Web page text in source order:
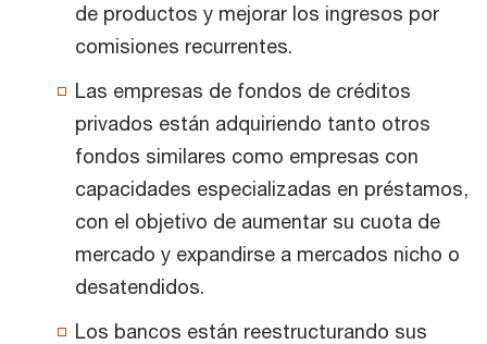
de productos y mejorar los ingresos por
comisiones recurrentes.
Las empresas de fondos de créditos
privados están adquiriendo tanto otros
fondos similares como empresas con
capacidades especializadas en préstamos,
con el objetivo de aumentar su cuota de
mercado y expandirse a mercados nicho o
desatendidos.
Los bancos están reestructurando sus